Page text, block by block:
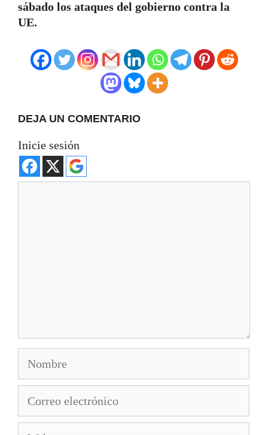
sábado los ataques del gobierno contra la
UE.
DEJA UN COMENTARIO
Inicie sesión
electrónico